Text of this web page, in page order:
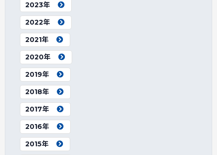
2023年
2022年
2021年
2020年
2019年
2018年
2017年
2016年
2015年